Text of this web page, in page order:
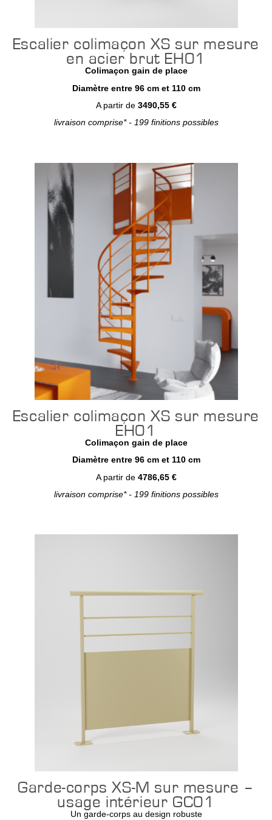
Escalier colimaçon XS sur mesure
en acier brut EH01
Colimaçon gain de place
Diamètre entre 96 cm et 110 cm
A partir de 3490,55 €
livraison comprise* - 199 finitions possibles
Configurer
Escalier colimaçon XS sur mesure
EH01
Colimaçon gain de place
Diamètre entre 96 cm et 110 cm
A partir de 4786,65 €
livraison comprise* - 199 finitions possibles
Garde-corps XS-M sur mesure –
usage intérieur GC01
Un garde-corps au design robuste